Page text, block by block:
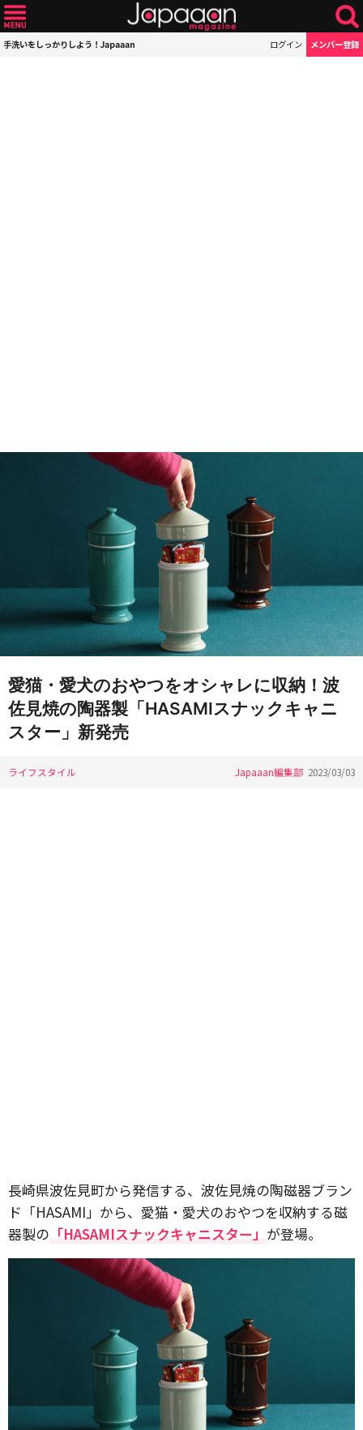
手洗いをしっかりしよう！Japaaan ログイン メンバー登録
愛猫・愛犬のおやつをオシャレに収納！波
佐見焼の陶器製「HASAMIスナックキャニ
スター」新発売
ライフスタイル Japaaan編集部 2023/03/03
長崎県波佐見町から発信する、波佐見焼の陶磁器ブラン
ド「HASAMI」から、愛猫・愛犬のおやつを収納する磁
器製の 「HASAMIスナックキャニスター」 が登場。